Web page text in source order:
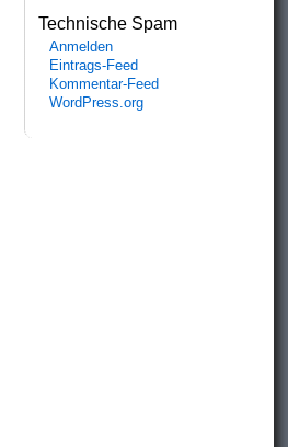
Technische Spam
Anmelden
Eintrags-Feed
Kommentar-Feed
WordPress.org